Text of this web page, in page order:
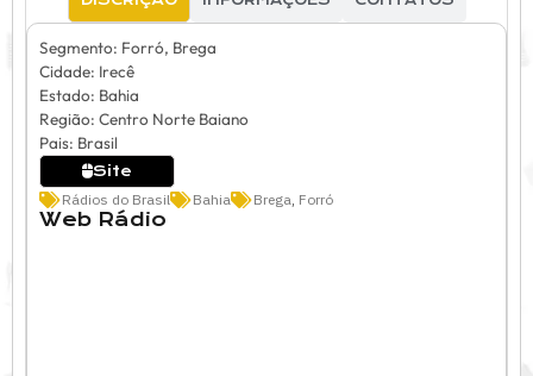
Segmento: Forró, Brega
Cidade: Irecê
Estado: Bahia
Região: Centro Norte Baiano
Pais: Brasil
Site
Rádios do Brasil
Bahia Brega, Forró
Web Rádio